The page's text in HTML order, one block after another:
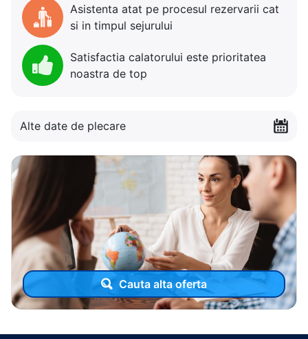
Asistenta atat pe procesul rezervarii cat
si in timpul sejurului
Satisfactia calatorului este prioritatea
noastra de top
Alte date de plecare
Cauta alta oferta